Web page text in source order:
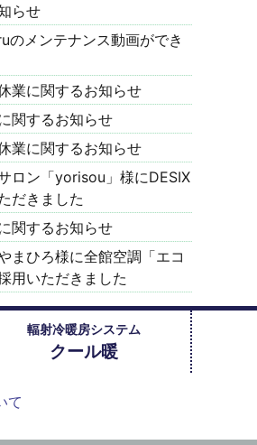
らせ
のメンテナンス動画ができ
業に関するお知らせ
関するお知らせ
業に関するお知らせ
ロン「yorisou」様にDESIX
だきました
関するお知らせ
まひろ様に全館空調「エコ
用いただきました
輻射冷暖房システム
クール暖
て